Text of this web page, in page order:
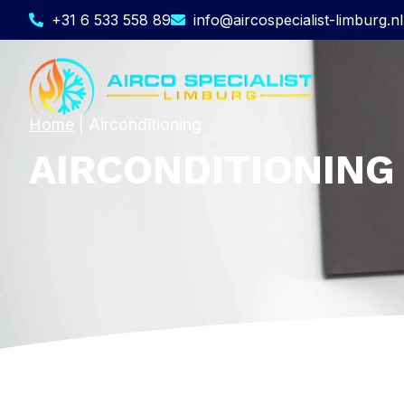
+31 6 533 558 89 info@aircospecialist-limburg.nl
Home Airconditioning
AIRCONDITIONING